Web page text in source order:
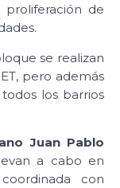
de
se realizan
pero además
los barrios
Juan Pablo
a cabo en
con